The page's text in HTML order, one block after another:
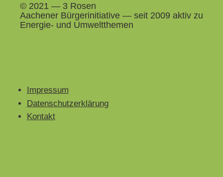
© 2021 — 3 Rosen
Aach­en­er Bürg­erini­tia­tive — seit 2009 aktiv zu
Energie- und Umweltthemen
Impressum
Datenschutzerklärung
Kontakt